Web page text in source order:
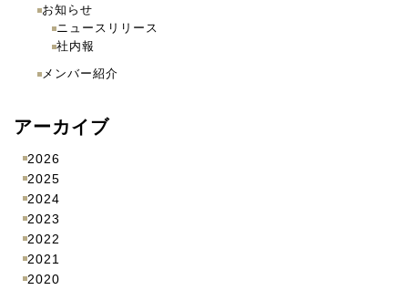
お知らせ
ニュースリリース
社内報
メンバー紹介
アーカイブ
2026
2025
2024
2023
2022
2021
2020